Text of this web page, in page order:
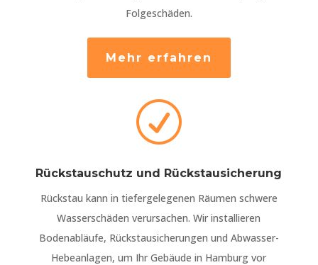
Folgeschäden.
Mehr erfahren
R
Rückstauschutz und Rückstausicherung
Rückstau kann in tiefergelegenen Räumen schwere
Wasserschäden verursachen. Wir installieren
Bodenabläufe, Rückstausicherungen und Abwasser-
Hebeanlagen, um Ihr Gebäude in Hamburg vor